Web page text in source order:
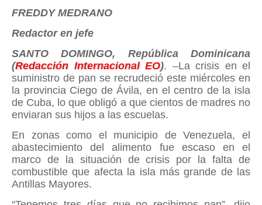
FREDDY MEDRANO
Redactor en jefe
SANTO DOMINGO, República Dominicana
(Redacción Internacional EO). –La crisis en el
suministro de pan se recrudeció este miércoles en
la provincia Ciego de Ávila, en el centro de la isla
de Cuba, lo que obligó a que cientos de madres no
enviaran sus hijos a las escuelas.
En zonas como el municipio de Venezuela, el
abastecimiento del alimento fue escaso en el
marco de la situación de crisis por la falta de
combustible que afecta la isla más grande de las
Antillas Mayores.